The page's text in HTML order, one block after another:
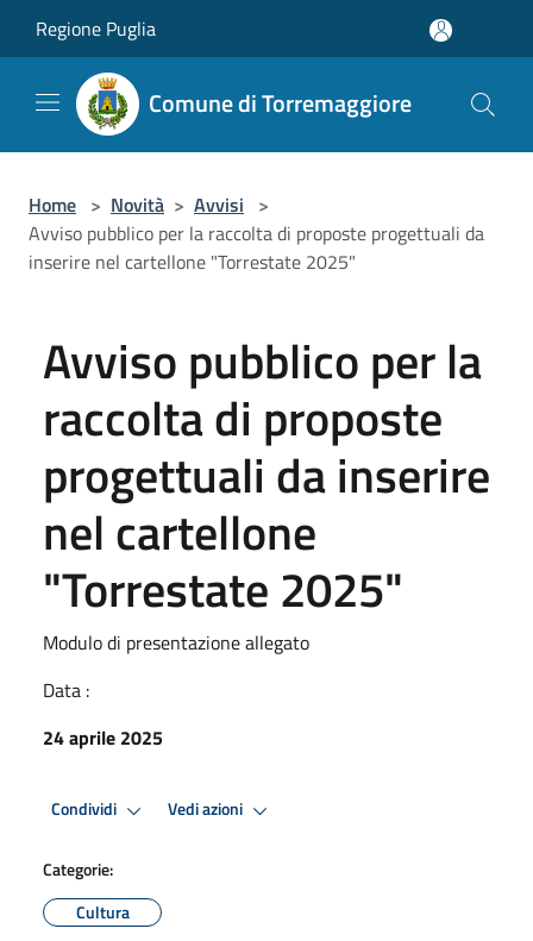
Regione Puglia
Comune di Torremaggiore
Home > Novità > Avvisi >
Avviso pubblico per la raccolta di proposte progettuali da
inserire nel cartellone "Torrestate 2025"
Avviso pubblico per la
raccolta di proposte
progettuali da inserire
nel cartellone
"Torrestate 2025"
Modulo di presentazione allegato
Data :
24 aprile 2025
Condividi Premi Invio per attivare. apre menu
Vedi azioni
Categorie:
Cultura